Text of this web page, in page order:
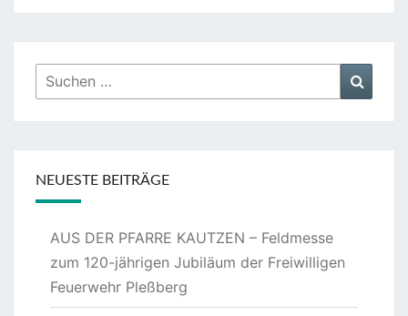
Suchen
nach:
NEUESTE BEITRÄGE
AUS DER PFARRE KAUTZEN – Feldmesse
zum 120-jährigen Jubiläum der Freiwilligen
Feuerwehr Pleßberg